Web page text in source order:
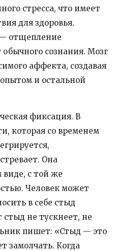
стресса, что имеет
для здоровья.
отщепление
сознания. Мозг
аффекта, создавая
и остальной
фиксация. В
которая со временем
Она
виде, с той же
Человек может
в себе стыд
стыд не тускнеет, не
пишет: «Стыд — это
замолчать. Когда